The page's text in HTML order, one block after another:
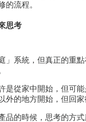
的流程。
思考
」系統，但真正的重
是從家中開始，但可
外的地方開始，但回家
品的時候，思考的方